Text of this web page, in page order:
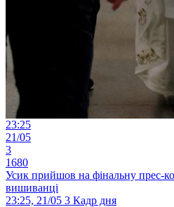
23:25
21/05
3
1680
Усик прийшов на фінальну прес-
вишиванці
23:25, 21/05 3 Кадр дня